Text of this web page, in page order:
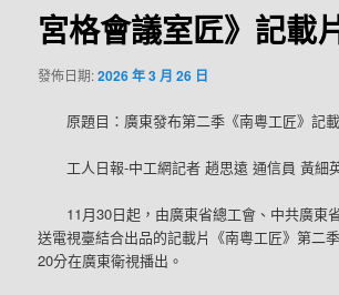
宮格會議室匠》記載
發佈日期:2026 年 3 月 26 日
原題目：廣東發布第二季《南粵工匠》記
工人日報-中工網記者 趙思遠 通信員 黃細
11月30日起，由廣東省總工會、中共廣東
送電視臺結合出品的記載片《南粵工匠》第二
20分在廣東衛視播出。